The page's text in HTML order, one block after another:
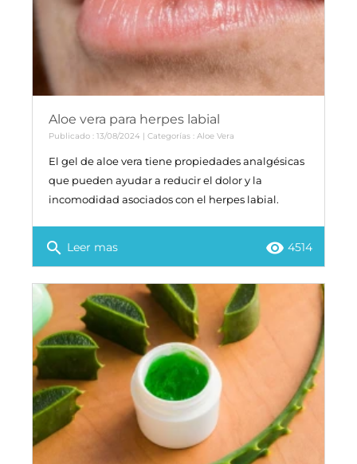
Aloe vera para herpes labial
Publicado : 13/08/2024 | Categorías : Aloe Vera
El gel de aloe vera tiene propiedades analgésicas
que pueden ayudar a reducir el dolor y la
incomodidad asociados con el herpes labial.
search Leer mas remove_red_eye 4514